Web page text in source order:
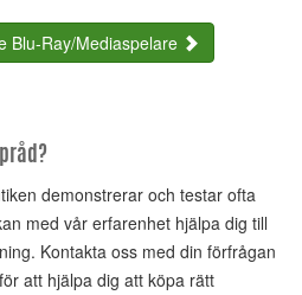
Blu-Ray/Mediaspelare
demonstrerar och testar ofta
med vår erfarenhet hjälpa dig till
Kontakta oss med din förfrågan
att hjälpa dig att köpa rätt